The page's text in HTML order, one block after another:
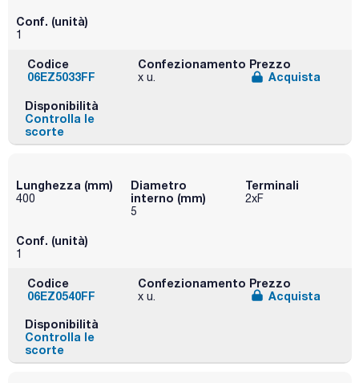
Conf. (unità)
1
Codice
06EZ5033FF
Confezionamento
x u.
Prezzo
Acquista
Disponibilità
Controlla le
scorte
Lunghezza (mm)
400
Diametro
interno (mm)
5
Terminali
2xF
Conf. (unità)
1
Codice
06EZ0540FF
Confezionamento
x u.
Prezzo
Acquista
Disponibilità
Controlla le
scorte